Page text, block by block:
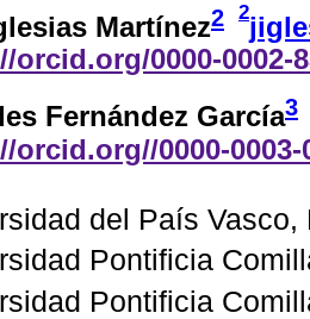
Martínez2 2
orcid.org/0000-0002-
Fernández García3
orcid.org//0000-0003-
del País Vasco,
Pontificia
Pontificia